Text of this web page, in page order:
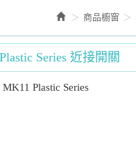
商品櫥窗
Series 近接開關
Plastic Series